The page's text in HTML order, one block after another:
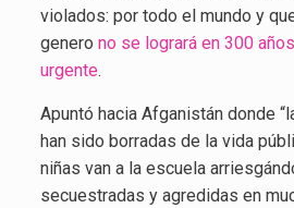
violados: por todo el mundo y
genero no se logrará en 300
urgente.
Apuntó hacia Afganistán donde
han sido borradas de la vida
niñas van a la escuela
secuestradas y agredidas en